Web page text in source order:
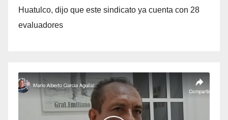
Huatulco, dijo que este sindicato ya cuenta con 28
evaluadores